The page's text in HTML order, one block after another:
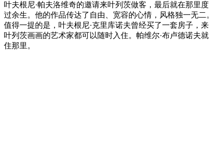
叶夫根尼·帕夫洛维奇的邀请来叶列茨做客，最后就在那里度
过余生。他的作品传达了自由、宽容的心情，风格独一无二。
值得一提的是，叶夫根尼·克里库诺夫曾经买了一套房子，来
叶列茨画画的艺术家都可以随时入住。帕维尔·布卢德诺夫就
住那里。